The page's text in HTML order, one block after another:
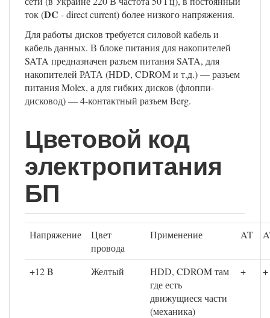
ток (DC - direct current) более низкого напряжения.
Для работы дисков требуется силовой кабель и
кабель данных. В блоке питания для накопителей
SATA предназначен разъем питания SATA, для
накопителей РАТА (HDD, CDROM и т.д.) — разъем
питания Molex, а для гибких дисков (флоппи-
дисковод) — 4-контактный разъем Berg.
Цветовой код
электропитания
БП
Напряжение
Цвет
провода
Применение AT
+12 B Желтый
HDD, CDROM там
где есть
движущиеся части
(механика)
+ +